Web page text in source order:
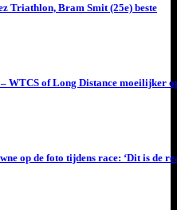
Triathlon, Bram Smit (25e) beste
WTCS of Long Distance moeilijker
op de foto tijdens race: ‘Dit is de